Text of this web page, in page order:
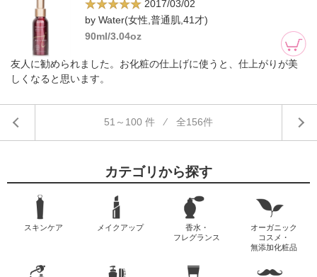
2017/03/02
by Water(女性,普通肌,41才)
90ml/3.04oz
友人に勧められました。お化粧の仕上げに使うと、仕上がりが美
しくなると思います。
51～100 件 ⁄ 全156件
カテゴリから探す
スキンケア メイクアップ
香水・
フレグランス
オーガニック
コスメ・
無添加化粧品